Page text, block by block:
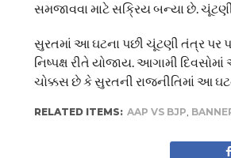
સમજાવવા માટે સક્રિય બન્યા છે.
સુરતમાં આ ઘટના પછી ચૂંટણી તંત્ર પર
નિષ્પક્ષ રીતે યોજાય. આગામી
ચોક્કસ છે કે સુરતની રાજનીતિમાં આ
RELATED ITEMS: AAP VS BJP,